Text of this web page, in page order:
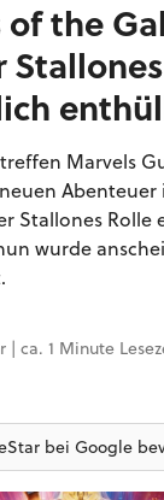
the
Marvels
Abenteuer
Stallones
wurde
| ca. 1 Minute
bei Google